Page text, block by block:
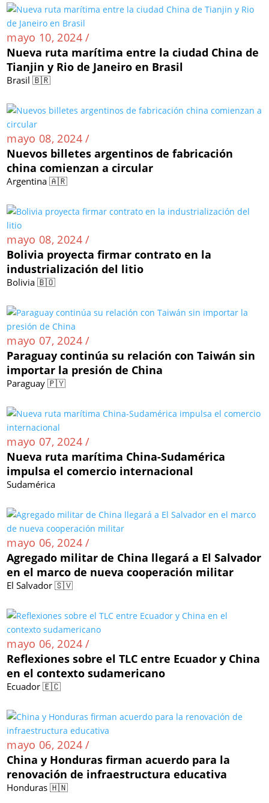
mayo 10, 2024 /
Nueva ruta marítima entre la ciudad China de
Tianjin y Rio de Janeiro en Brasil
Brasil 🇧🇷
mayo 08, 2024 /
Nuevos billetes argentinos de fabricación
china comienzan a circular
Argentina 🇦🇷
mayo 08, 2024 /
Bolivia proyecta firmar contrato en la
industrialización del litio
Bolivia 🇧🇴
mayo 07, 2024 /
Paraguay continúa su relación con Taiwán sin
importar la presión de China
Paraguay 🇵🇾
mayo 07, 2024 /
Nueva ruta marítima China-Sudamérica
impulsa el comercio internacional
Sudamérica
mayo 06, 2024 /
Agregado militar de China llegará a El Salvador
en el marco de nueva cooperación militar
El Salvador 🇸🇻
mayo 06, 2024 /
Reflexiones sobre el TLC entre Ecuador y China
en el contexto sudamericano
Ecuador 🇪🇨
mayo 06, 2024 /
China y Honduras firman acuerdo para la
renovación de infraestructura educativa
Honduras 🇭🇳